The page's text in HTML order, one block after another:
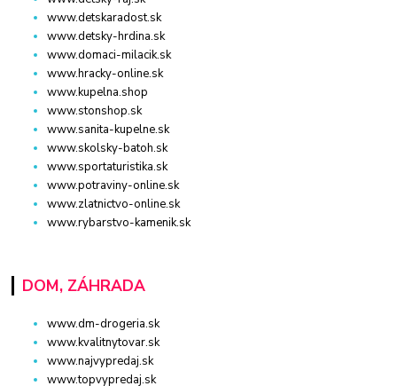
www.detskaradost.sk
www.detsky-hrdina.sk
www.domaci-milacik.sk
www.hracky-online.sk
www.kupelna.shop
www.stonshop.sk
www.sanita-kupelne.sk
www.skolsky-batoh.sk
www.sportaturistika.sk
www.potraviny-online.sk
www.zlatnictvo-online.sk
www.rybarstvo-kamenik.sk
DOM, ZÁHRADA
www.dm-drogeria.sk
www.kvalitnytovar.sk
www.najvypredaj.sk
www.topvypredaj.sk